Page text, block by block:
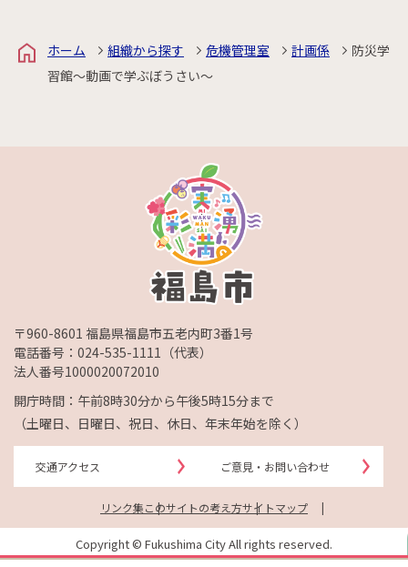
ホーム 組織から探す 危機管理室 計画係
防災学
習館～動画で学ぶぼうさい～
〒960-8601 福島県福島市五老内町3番1号
電話番号： 024-535-1111 （代表）
法人番号1000020072010
開庁時間：午前8時30分から午後5時15分まで
（土曜日、日曜日、祝日、休日、年末年始を除く）
交通アクセス ご意見・お問い合わせ
リンク集このサイトの考え方サイトマップ
Copyright © Fukushima City All rights reserved.